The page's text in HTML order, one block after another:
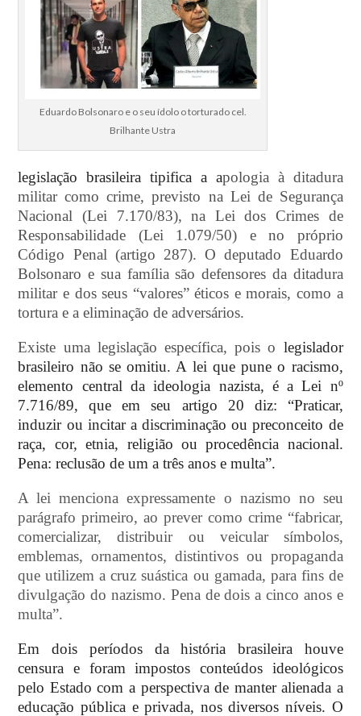
Eduardo Bolsonaro e o seu ídolo o torturado cel.
Brilhante Ustra
legislação brasileira tipifica a apologia à ditadura
militar como crime, previsto na Lei de Segurança
Nacional (Lei 7.170/83), na Lei dos Crimes de
Responsabilidade (Lei 1.079/50) e no próprio
Código Penal (artigo 287). O deputado Eduardo
Bolsonaro e sua família são defensores da ditadura
militar e dos seus “valores” éticos e morais, como a
tortura e a eliminação de adversários.
Existe uma legislação específica, pois o legislador
brasileiro não se omitiu. A lei que pune o racismo,
elemento central da ideologia nazista, é a Lei nº
7.716/89, que em seu artigo 20 diz: “Praticar,
induzir ou incitar a discriminação ou preconceito de
raça, cor, etnia, religião ou procedência nacional.
Pena: reclusão de um a três anos e multa”.
A lei menciona expressamente o nazismo no seu
parágrafo primeiro, ao prever como crime “fabricar,
comercializar, distribuir ou veicular símbolos,
emblemas, ornamentos, distintivos ou propaganda
que utilizem a cruz suástica ou gamada, para fins de
divulgação do nazismo. Pena de dois a cinco anos e
multa”.
Em dois períodos da história brasileira houve
censura e foram impostos conteúdos ideológicos
pelo Estado com a perspectiva de manter alienada a
educação pública e privada, nos diversos níveis. O